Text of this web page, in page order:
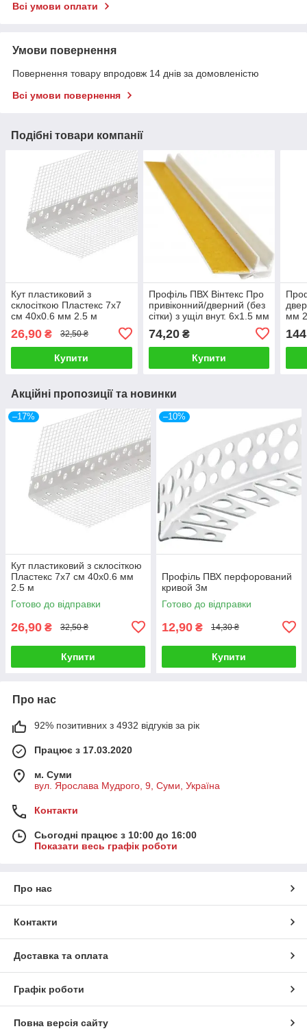
Всі умови оплати
Умови повернення
Повернення товару впродовж 14 днів за домовленістю
Всі умови повернення
Подібні товари компанії
Кут пластиковий з
склосіткою Пластекс 7х7
см 40х0.6 мм 2.5 м
26,90 ₴ 32,50 ₴
Купити
Профіль ПВХ Вінтекс Про
привіконний/дверний (без
сітки) з ущіл внут. 6х1.5 мм
74,20₴
Купити
мм
144
Акційні пропозиції та новинки
–17%
Кут пластиковий з склосіткою
Пластекс 7х7 см 40х0.6 мм
2.5 м
Готово до відправки
26,90 ₴ 32,50 ₴
Купити
–10%
Профіль ПВХ перфорований
кривой 3м
Готово до відправки
12,90 ₴ 14,30 ₴
Купити
Про нас
92% позитивних з 4932 відгуків за рік
Працює з 17.03.2020
м. Суми
вул. Ярослава Мудрого, 9, Суми, Україна
Контакти
Сьогодні працює з 10:00 до 16:00
Показати весь графік роботи
Про нас
Контакти
Доставка та оплата
Графік роботи
Повна версія сайту